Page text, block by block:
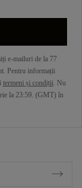
e-mailuri de la 77
Pentru informații
termeni și condiții. Nu
la 23:59. (GMT) în